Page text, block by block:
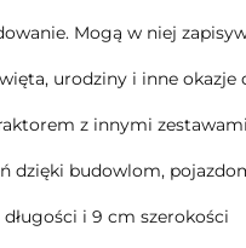
Mogą w niej
urodziny i inne okazje
z innymi
dzięki budowlom,
i 9 cm szerokości